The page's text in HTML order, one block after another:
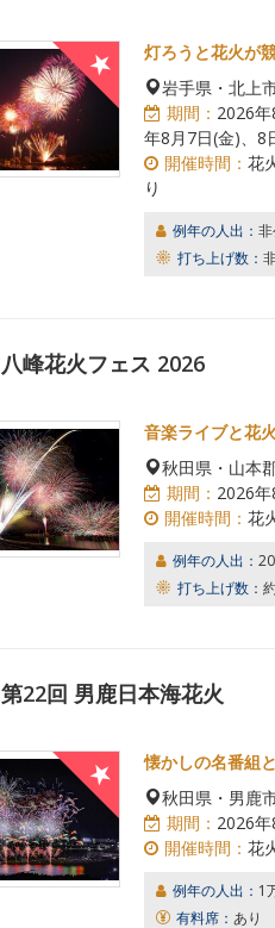
灯ろうと花火が
岩手県・北上
期間： 2026
年8月7日(金)、8
開催時間： 花
り
例年の人出：
打ち上げ数：
八峰花火フェス 2026
音楽ライブと花
秋田県・山本
期間： 2026
開催時間： 花
例年の人出：
打ち上げ数：
第22回 男鹿日本海花火
懐かしの名番組
秋田県・男鹿
期間： 2026
開催時間： 花
例年の人出： 1
有料席： あり